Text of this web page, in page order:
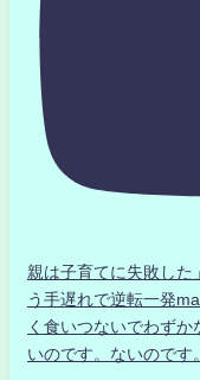
親は子育てに失敗した
う手遅れで逆転一発
く食いつないでわず
いのです。ないのです。